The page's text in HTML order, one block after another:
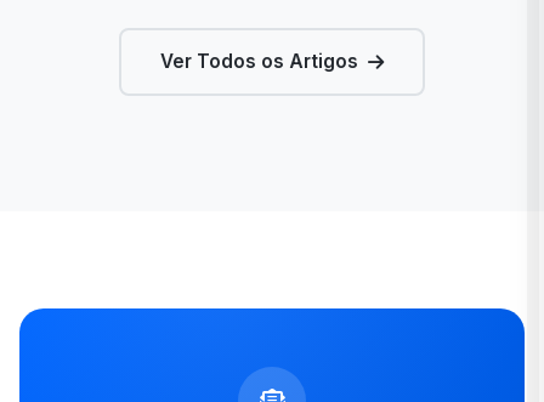
Ver Todos os Artigos